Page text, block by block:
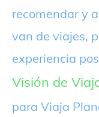
recomendar y
van de viajes,
experiencia
Visión de
para Viaja